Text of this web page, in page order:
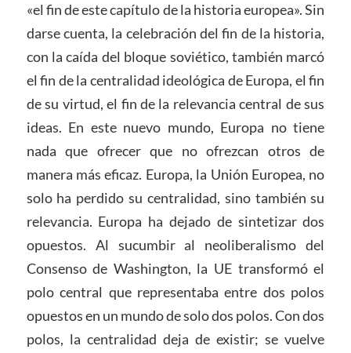
«el fin de este capítulo de la historia europea». Sin
darse cuenta, la celebración del fin de la historia,
con la caída del bloque soviético, también marcó
el fin de la centralidad ideológica de Europa, el fin
de su virtud, el fin de la relevancia central de sus
ideas. En este nuevo mundo, Europa no tiene
nada que ofrecer que no ofrezcan otros de
manera más eficaz. Europa, la Unión Europea, no
solo ha perdido su centralidad, sino también su
relevancia. Europa ha dejado de sintetizar dos
opuestos. Al sucumbir al neoliberalismo del
Consenso de Washington, la UE transformó el
polo central que representaba entre dos polos
opuestos en un mundo de solo dos polos. Con dos
polos, la centralidad deja de existir; se vuelve